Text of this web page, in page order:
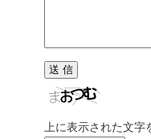
上に表示された文